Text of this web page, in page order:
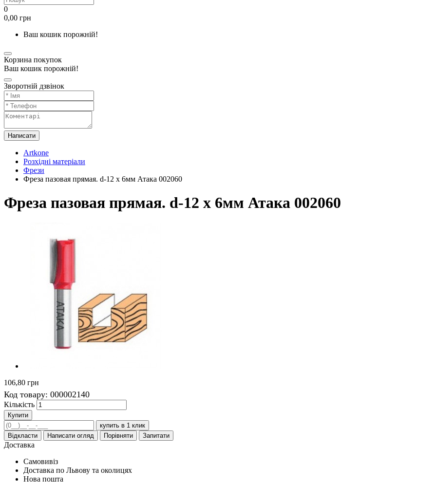
0
0,00 грн
Ваш кошик порожній!
Корзина покупок
Ваш кошик порожній!
Зворотній дзвінок
Написати
Artkone
Розхідні матеріали
Фрези
Фреза пазовая прямая. d-12 х 6мм Атака 002060
Фреза пазовая прямая. d-12 х 6мм Атака 002060
106,80 грн
Код товару: 000002140
Кількість
Купити
купить в 1 клик
Відкласти
Написати огляд Порівняти Запитати
Доставка
Самовивіз
Доставка по Львову та околицях
Нова пошта